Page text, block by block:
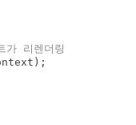
리렌더링